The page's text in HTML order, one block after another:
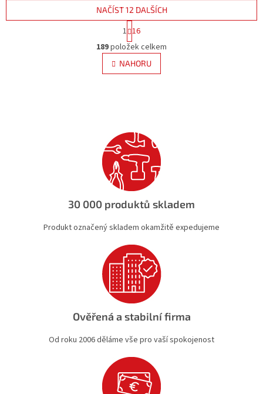
O
v
l
á
p
r
v
k
y
ý
p
s
u
NAČÍST 12 DALŠÍCH
S
t
r
á
n
k
1 16
189položek celkem
NAHORU
30 000 produktů skladem
Produkt označený skladem okamžitě expedujeme
Ověřená a stabilní firma
Od roku 2006 děláme vše pro vaší spokojenost